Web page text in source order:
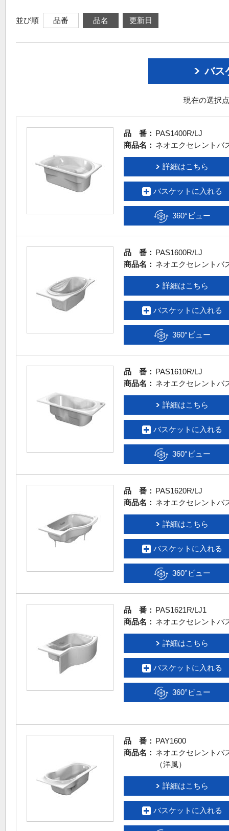
並び順 品番 品名 更新日
バス
現在の選択
品 番： PAS1400R/LJ
商品名： ネオエクセレントバ
詳細はこちら
バスケットに入れる
360°ビュー
品 番： PAS1600R/LJ
商品名： ネオエクセレントバ
詳細はこちら
バスケットに入れる
360°ビュー
品 番： PAS1610R/LJ
商品名： ネオエクセレントバ
詳細はこちら
バスケットに入れる
360°ビュー
品 番： PAS1620R/LJ
商品名： ネオエクセレントバ
詳細はこちら
バスケットに入れる
360°ビュー
品 番： PAS1621R/LJ1
商品名： ネオエクセレントバ
詳細はこちら
バスケットに入れる
360°ビュー
品 番： PAY1600
商品名： ネオエクセレントバ
（洋風）
詳細はこちら
バスケットに入れる